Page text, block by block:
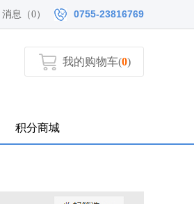
0755-23816769
消息（0）
我的购物车(0)
积分商城